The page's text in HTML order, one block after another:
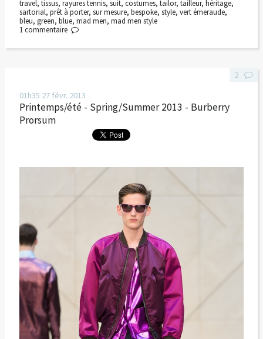
travel, tissus, rayures tennis, suit, costumes, tailor, tailleur, héritage,
sartorial, prêt à porter, sur mesure, bespoke, style, vert émeraude,
bleu, green, blue, mad men, mad men style
1 commentaire
01h35 27 févr. 2013
Printemps/été - Spring/Summer 2013 - Burberry
Prorsum
2